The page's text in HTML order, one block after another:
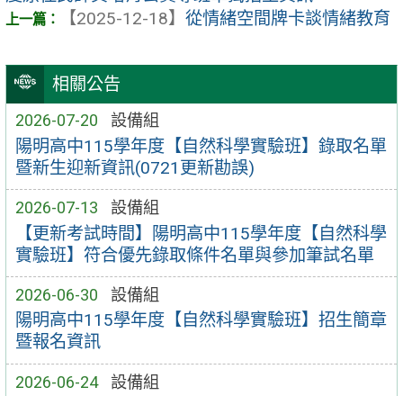
相關公告
2026-07-20 設備組
陽明高中115學年度【自然科學實驗班】錄取名單
暨新生迎新資訊(0721更新勘誤)
2026-07-13 設備組
【更新考試時間】陽明高中115學年度【自然科學
實驗班】符合優先錄取條件名單與參加筆試名單
2026-06-30 設備組
陽明高中115學年度【自然科學實驗班】招生簡章
暨報名資訊
2026-06-24 設備組
【2025-12-18】 從情緒空間牌卡談情緒教育